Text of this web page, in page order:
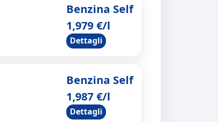
Benzina Self
1,979 €/l
Dettagli
Benzina Self
1,987 €/l
Dettagli